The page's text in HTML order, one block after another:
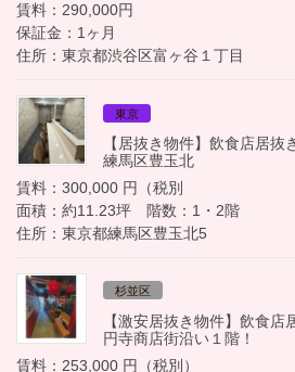
賃料：290,000円
保証金：1ヶ月
住所：東京都渋谷区富ヶ谷１丁目
東京
【居抜き物件】飲食店居
練馬区豊玉北
賃料：300,000 円（税別
面積：約11.23坪 階数：1・2階
住所：東京都練馬区豊玉北5
杉並区
【激安居抜き物件】飲食
円寺商店街沿い１階！
賃料：253,000 円（税別）